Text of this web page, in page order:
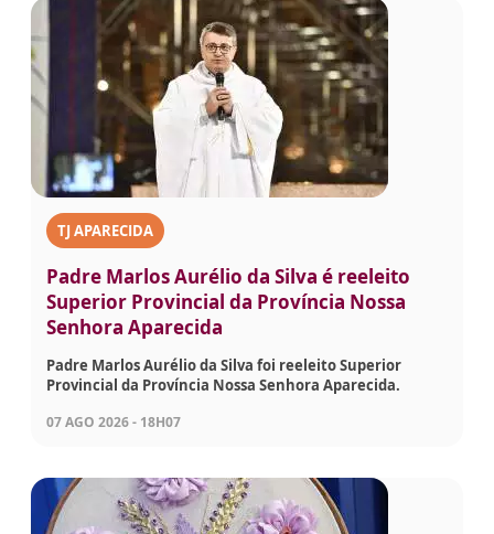
TJ APARECIDA
Padre Marlos Aurélio da Silva é reeleito
Superior Provincial da Província Nossa
Senhora Aparecida
Padre Marlos Aurélio da Silva foi reeleito Superior
Provincial da Província Nossa Senhora Aparecida.
07 AGO 2026 - 18H07